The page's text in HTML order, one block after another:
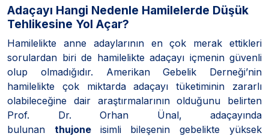
Adaçayı Hangi Nedenle Hamilelerde Düşük
Tehlikesine Yol Açar?
Hamilelikte anne adaylarının en çok merak ettikleri
sorulardan biri de hamilelikte adaçayı içmenin güvenli
olup olmadığıdır. Amerikan Gebelik Derneği’nin
hamilelikte çok miktarda adaçayı tüketiminin zararlı
olabileceğine dair araştırmalarının olduğunu belirten
Prof. Dr. Orhan Ünal, adaçayında
bulunan thujone isimli bileşenin gebelikte yüksek